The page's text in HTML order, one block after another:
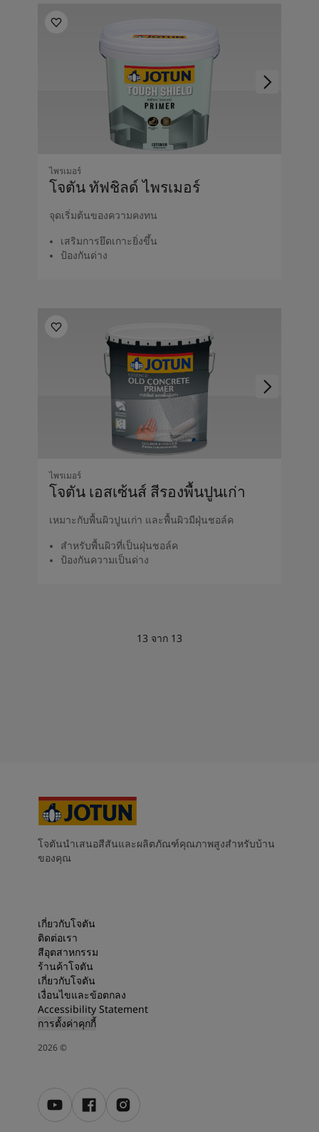
ไพรเมอร์
โจตัน ทัฟชิลด์ ไพรเมอร์
จุดเริ่มต้นของความคงทน
เสริมการยึดเกาะยิ่งขึ้น
ป้องกันด่าง
ไพรเมอร์
โจตัน เอสเซ้นส์ สีรองพื้นปูนเก่า
เหมาะกับพื้นผิวปูนเก่า และพื้นผิวมีฝุ่นชอล์ค
สำหรับพื้นผิวที่เป็นฝุ่นชอล์ค
ป้องกันความเป็นด่าง
13 จาก 13
โจตันนำเสนอสีสันและผลิตภัณฑ์คุณภาพสูงสำหรับบ้าน
ของคุณ
เกี่ยวกับโจตัน
ติดต่อเรา
สีอุตสาหกรรม
ร้านค้าโจตัน
เกี่ยวกับโจตัน
เงื่อนไขและข้อตกลง
Accessibility Statement
การตั้งค่าคุกกี้
2026©